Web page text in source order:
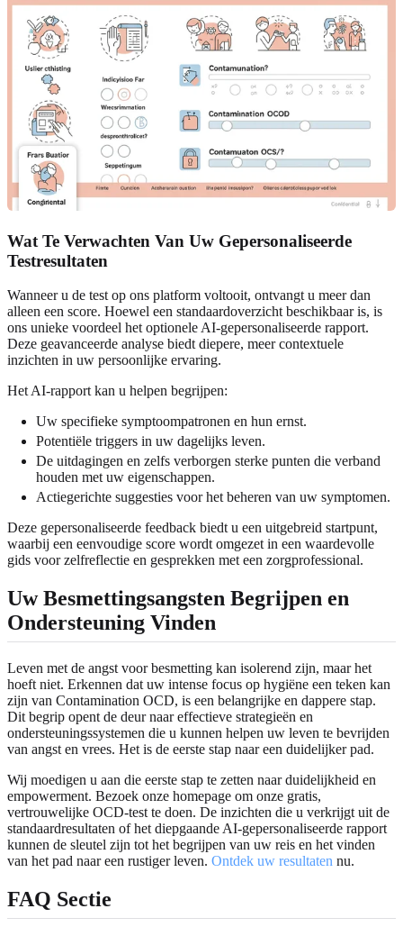
Wat Te Verwachten Van Uw Gepersonaliseerde
Testresultaten
Wanneer u de test op ons platform voltooit, ontvangt u meer dan
alleen een score. Hoewel een standaardoverzicht beschikbaar is, is
ons unieke voordeel het optionele AI-gepersonaliseerde rapport.
Deze geavanceerde analyse biedt diepere, meer contextuele
inzichten in uw persoonlijke ervaring.
Het AI-rapport kan u helpen begrijpen:
Uw specifieke symptoompatronen en hun ernst.
Potentiële triggers in uw dagelijks leven.
De uitdagingen en zelfs verborgen sterke punten die verband
houden met uw eigenschappen.
Actiegerichte suggesties voor het beheren van uw symptomen.
Deze gepersonaliseerde feedback biedt u een uitgebreid startpunt,
waarbij een eenvoudige score wordt omgezet in een waardevolle
gids voor zelfreflectie en gesprekken met een zorgprofessional.
Uw Besmettingsangsten Begrijpen en
Ondersteuning Vinden
Leven met de angst voor besmetting kan isolerend zijn, maar het
hoeft niet. Erkennen dat uw intense focus op hygiëne een teken kan
zijn van Contamination OCD, is een belangrijke en dappere stap.
Dit begrip opent de deur naar effectieve strategieën en
ondersteuningssystemen die u kunnen helpen uw leven te bevrijden
van angst en vrees. Het is de eerste stap naar een duidelijker pad.
Wij moedigen u aan die eerste stap te zetten naar duidelijkheid en
empowerment. Bezoek onze homepage om onze gratis,
vertrouwelijke OCD-test te doen. De inzichten die u verkrijgt uit de
standaardresultaten of het diepgaande AI-gepersonaliseerde rapport
kunnen de sleutel zijn tot het begrijpen van uw reis en het vinden
van het pad naar een rustiger leven. Ontdek uw resultaten nu.
FAQ Sectie